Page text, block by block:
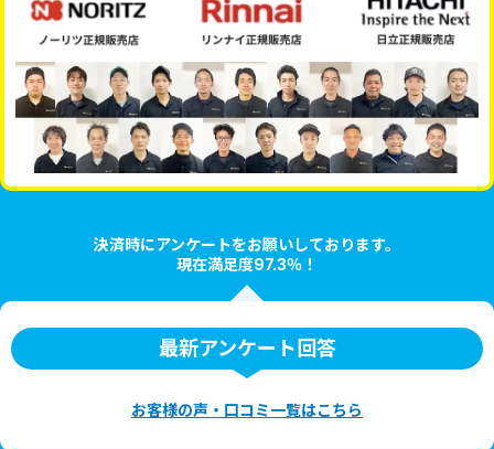
決済時にアンケートをお願いしております。
現在満足度97.3％！
最新アンケート回答
お客様の声・口コミ一覧はこちら